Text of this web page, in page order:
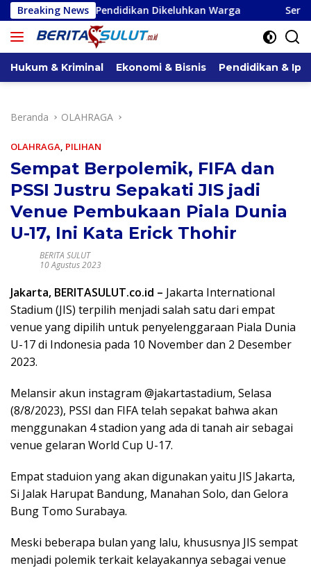
Langsung
ke
konten
Breaking News
Pendidikan Dikeluhkan Warga Serap Aspirasi di
Hukum & Kriminal Ekonomi & Bisnis Pendidikan &
Beranda OLAHRAGA
OLAHRAGA, PILIHAN
Sempat Berpolemik, FIFA dan
PSSI Justru Sepakati JIS jadi
Venue Pembukaan Piala Dunia
U-17, Ini Kata Erick Thohir
BERITA SULUT
10 Agustus 2023
Jakarta, BERITASULUT.co.id – Jakarta International
Stadium (JIS) terpilih menjadi salah satu dari empat
venue yang dipilih untuk penyelenggaraan Piala Dunia
U-17 di Indonesia pada 10 November dan 2 Desember
2023.
Melansir akun instagram @jakartastadium, Selasa
(8/8/2023), PSSI dan FIFA telah sepakat bahwa akan
menggunakan 4 stadion yang ada di tanah air sebagai
venue gelaran World Cup U-17.
Empat staduion yang akan digunakan yaitu JIS Jakarta,
Si Jalak Harupat Bandung, Manahan Solo, dan Gelora
Bung Tomo Surabaya.
Meski beberapa bulan yang lalu, khususnya JIS sempat
menjadi polemik terkait kelayakannya sebagai venue